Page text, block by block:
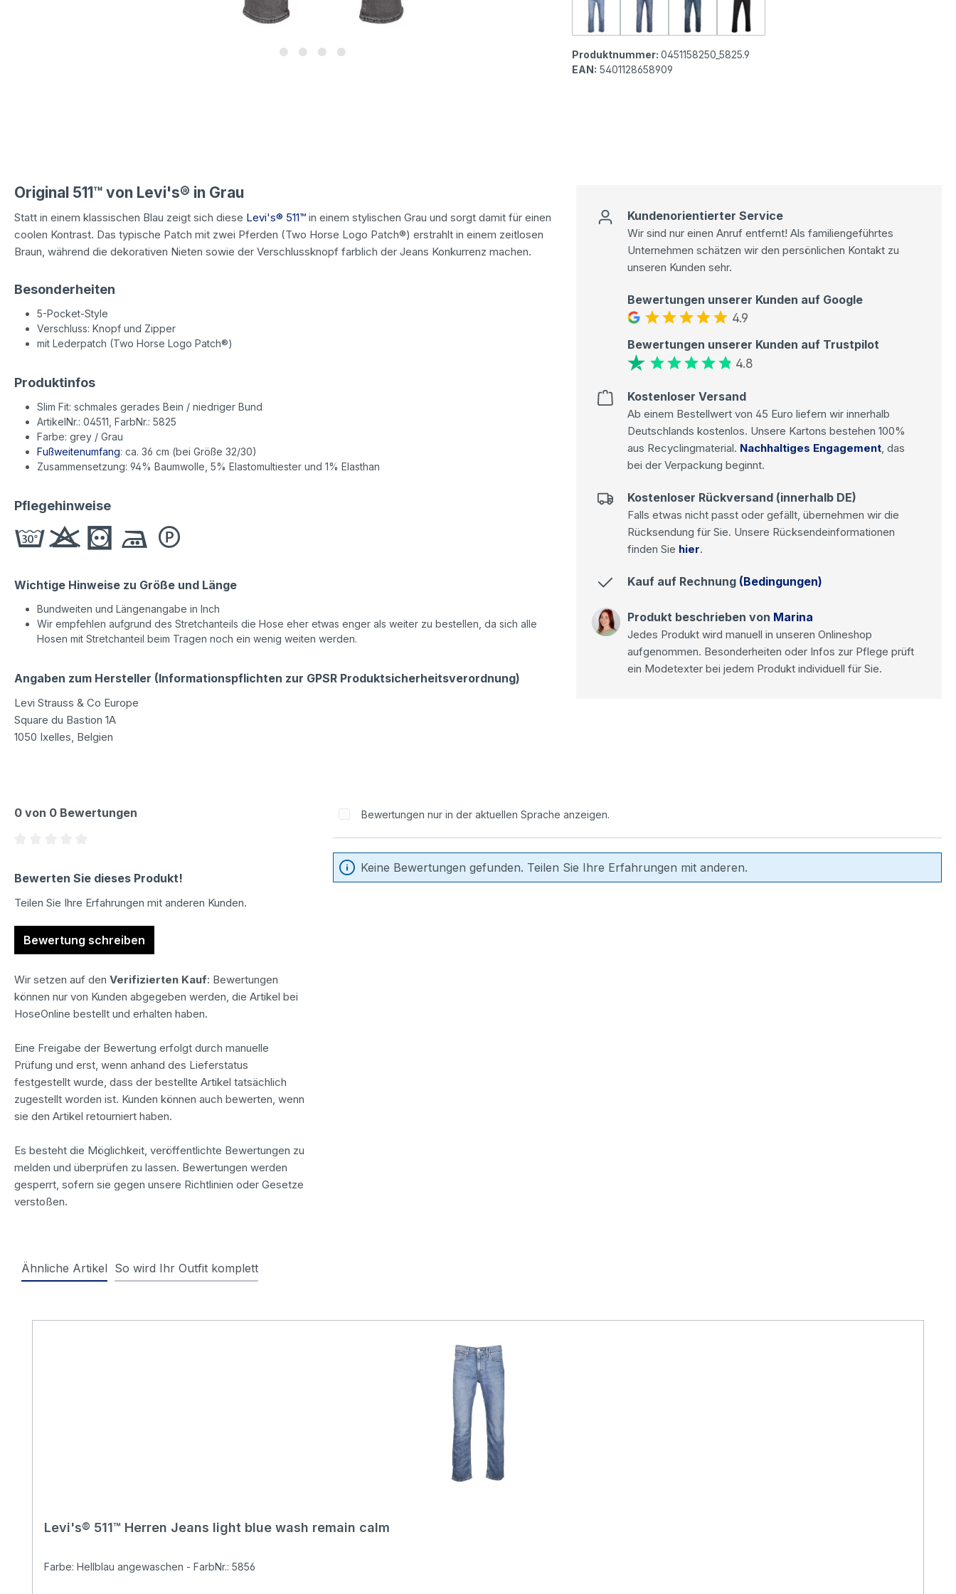
Levi's® 511™ Herren Jeans light blue wash remain calm
Levi's® 511™ Herren Jeans mid blue denim washed
Levi's® 511™ Herren Jeans middle blue washed
Levi's® 511™ Herren Jeans total black
Produktnummer: 0451158250_5825.9
EAN: 5401128658909
Original 511™ von Levi's® in Grau
Statt in einem klassischen Blau zeigt sich diese Levi's® 511™ in einem stylischen Grau und sorgt damit für einen
coolen Kontrast. Das typische Patch mit zwei Pferden (Two Horse Logo Patch®) erstrahlt in einem zeitlosen
Braun, während die dekorativen Nieten sowie der Verschlussknopf farblich der Jeans Konkurrenz machen.
Besonderheiten
5-Pocket-Style
Verschluss: Knopf und Zipper
mit Lederpatch (Two Horse Logo Patch®)
Produktinfos
Slim Fit: schmales gerades Bein / niedriger Bund
ArtikelNr.: 04511, FarbNr.: 5825
Farbe: grey / Grau
Fußweitenumfang: ca. 36 cm (bei Größe 32/30)
Zusammensetzung: 94% Baumwolle, 5% Elastomultiester und 1% Elasthan
Pflegehinweise
Wichtige Hinweise zu Größe und Länge
Bundweiten und Längenangabe in Inch
Wir empfehlen aufgrund des Stretchanteils die Hose eher etwas enger als weiter zu bestellen, da sich alle
Hosen mit Stretchanteil beim Tragen noch ein wenig weiten werden.
Angaben zum Hersteller (Informationspflichten zur GPSR Produktsicherheitsverordnung)
Levi Strauss & Co Europe
Square du Bastion 1A
1050 Ixelles, Belgien
Kundenorientierter Service
Wir sind nur einen Anruf entfernt! Als familiengeführtes
Unternehmen schätzen wir den persönlichen Kontakt zu
unseren Kunden sehr.
Bewertungen unserer Kunden auf Google
4.9
Bewertungen unserer Kunden auf Trustpilot
4.8
Kostenloser Versand
Ab einem Bestellwert von 45 Euro liefern wir innerhalb
Deutschlands kostenlos. Unsere Kartons bestehen 100%
aus Recyclingmaterial. Nachhaltiges Engagement, das
bei der Verpackung beginnt.
Kostenloser Rückversand (innerhalb DE)
Falls etwas nicht passt oder gefällt, übernehmen wir die
Rücksendung für Sie. Unsere Rücksendeinformationen
finden Sie hier.
Kauf auf Rechnung (Bedingungen)
Produkt beschrieben von Marina
Jedes Produkt wird manuell in unseren Onlineshop
aufgenommen. Besonderheiten oder Infos zur Pflege prüft
ein Modetexter bei jedem Produkt individuell für Sie.
0 von 0 Bewertungen
Bewerten Sie dieses Produkt!
Teilen Sie Ihre Erfahrungen mit anderen Kunden.
Bewertung schreiben
Wir setzen auf den Verifizierten Kauf: Bewertungen
können nur von Kunden abgegeben werden, die Artikel bei
HoseOnline bestellt und erhalten haben.
Eine Freigabe der Bewertung erfolgt durch manuelle
Prüfung und erst, wenn anhand des Lieferstatus
festgestellt wurde, dass der bestellte Artikel tatsächlich
zugestellt worden ist. Kunden können auch bewerten, wenn
sie den Artikel retourniert haben.
Es besteht die Möglichkeit, veröffentlichte Bewertungen zu
melden und überprüfen zu lassen. Bewertungen werden
gesperrt, sofern sie gegen unsere Richtlinien oder Gesetze
verstoßen.
Bewertungen nur in der aktuellen Sprache anzeigen.
Keine Bewertungen gefunden. Teilen Sie Ihre Erfahrungen mit anderen.
Ähnliche Artikel So wird Ihr Outfit komplett
Levi's® 511™ Herren Jeans light blue wash remain calm
Farbe: Hellblau angewaschen - FarbNr.: 5856